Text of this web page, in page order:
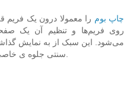
چاپ بوم را معمولا درون یک فریم
روی فریم‌ها و تنظیم آن یک
می‌شود. این سبک از به نمایش